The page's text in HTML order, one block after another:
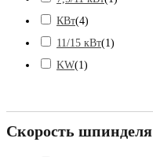
КВт(4)
11/15 кВт(1)
KW(1)
Скорость шпинделя